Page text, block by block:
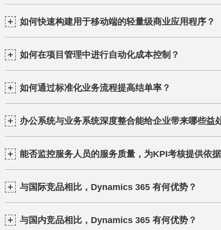
如何快速构建用于移动端的轻量级商业应用程序？
如何在项目管理中进行自动化成本控制？
如何通过标准化业务流程提高结单率？
办公系统与业务系统深度整合能给企业带来哪些益
能否监控服务人员的服务质量，为KPI考核提供依
与国际竞品相比，Dynamics 365 有何优势？
与国内竞品相比，Dynamics 365 有何优势？